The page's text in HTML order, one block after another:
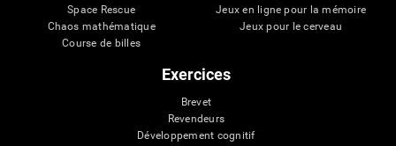
Space Rescue
Chaos mathématique
Course de billes
Jeux en ligne pour la mémoire
Jeux pour le cerveau
Exercices
Brevet
Revendeurs
Développement cognitif